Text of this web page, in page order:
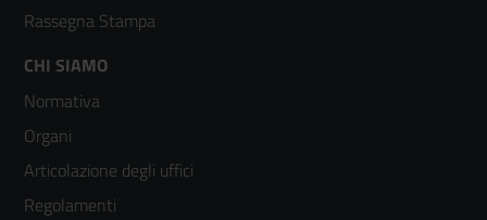
Rassegna Stampa
Footer
menù
colonna
3
CHI SIAMO
Normativa
Organi
Articolazione degli uffici
Regolamenti